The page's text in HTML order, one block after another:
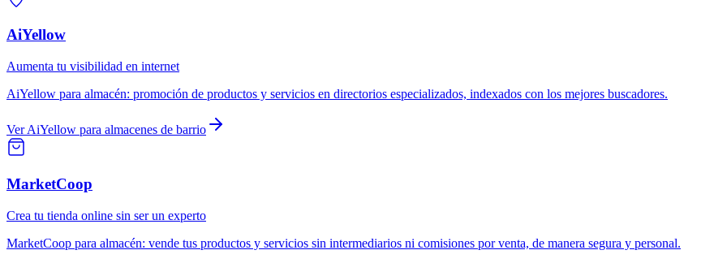
AiYellow
Aumenta tu visibilidad en internet
AiYellow para almacén: promoción de productos y servicios en directorios especializados, indexados con los mejores buscadores.
VerAiYellow para almacenes de barrio
MarketCoop
Crea tu tienda online sin ser un experto
MarketCoop para almacén: vende tus productos y servicios sin intermediarios ni comisiones por venta, de manera segura y personal.